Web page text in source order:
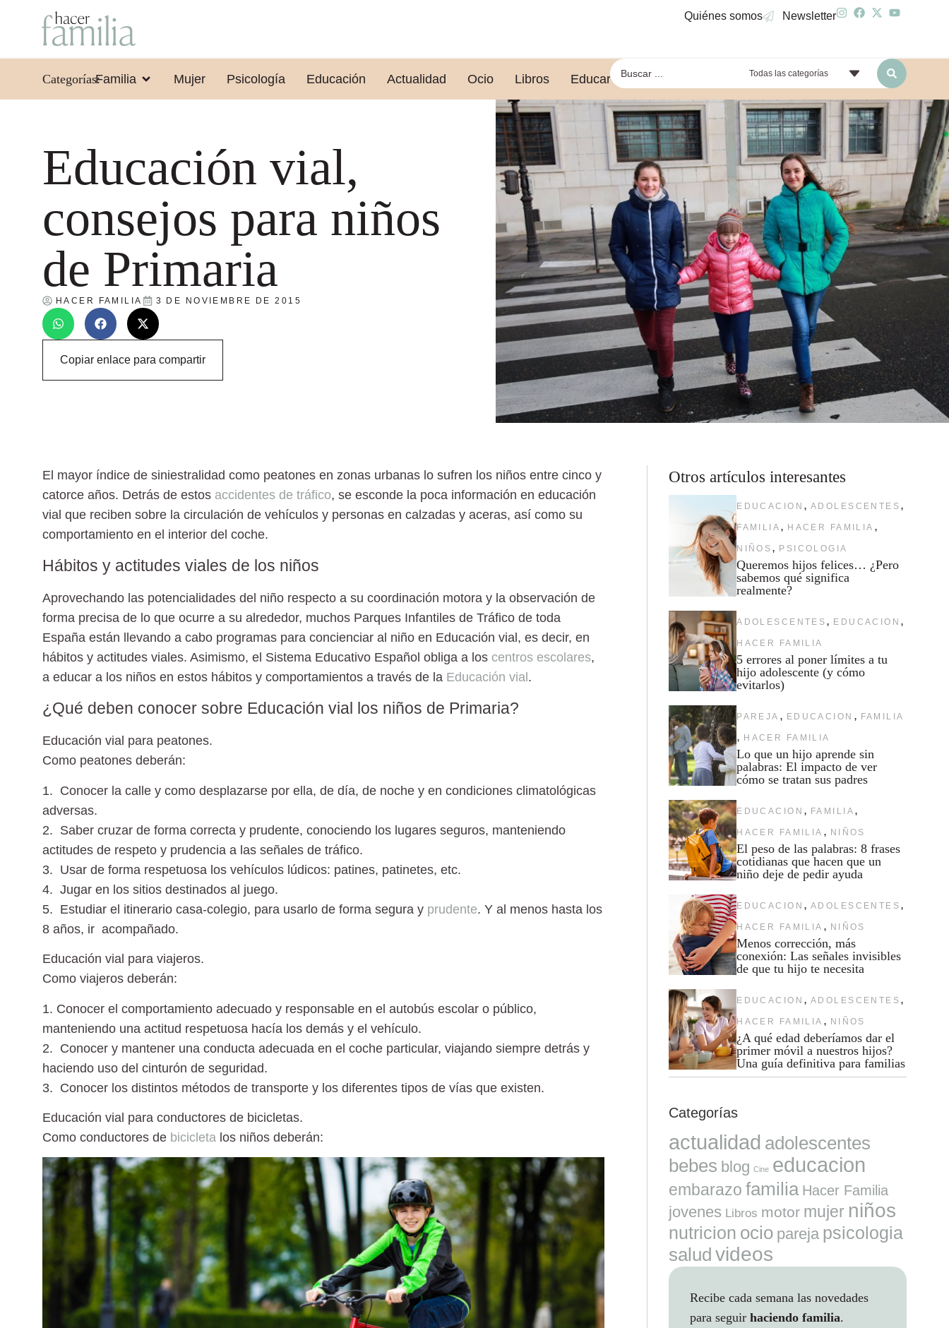
Quiénes somos Newsletter
Categorías:Familia Mujer Psicología Educación Actualidad Ocio Libros Educar leyendo Todas las categorías
Educación vial,
consejos para niños
de Primaria
HACER FAMILIA 3 DE NOVIEMBRE DE 2015
Copiar enlace para compartir
El mayor índice de siniestralidad como peatones en zonas urbanas lo sufren los niños entre cinco y
catorce años. Detrás de estos accidentes de tráfico, se esconde la poca información en educación
vial que reciben sobre la circulación de vehículos y personas en calzadas y aceras, así como su
comportamiento en el interior del coche.
Hábitos y actitudes viales de los niños
Aprovechando las potencialidades del niño respecto a su coordinación motora y la observación de
forma precisa de lo que ocurre a su alrededor, muchos Parques Infantiles de Tráfico de toda
España están llevando a cabo programas para concienciar al niño en Educación vial, es decir, en
hábitos y actitudes viales. Asimismo, el Sistema Educativo Español obliga a los centros escolares,
a educar a los niños en estos hábitos y comportamientos a través de la Educación vial.
¿Qué deben conocer sobre Educación vial los niños de Primaria?
Educación vial para peatones.
Como peatones deberán:
1. Conocer la calle y como desplazarse por ella, de día, de noche y en condiciones climatológicas
adversas.
2. Saber cruzar de forma correcta y prudente, conociendo los lugares seguros, manteniendo
actitudes de respeto y prudencia a las señales de tráfico.
3. Usar de forma respetuosa los vehículos lúdicos: patines, patinetes, etc.
4. Jugar en los sitios destinados al juego.
5. Estudiar el itinerario casa-colegio, para usarlo de forma segura y prudente. Y al menos hasta los
8 años, ir acompañado.
Educación vial para viajeros.
Como viajeros deberán:
1. Conocer el comportamiento adecuado y responsable en el autobús escolar o público,
manteniendo una actitud respetuosa hacía los demás y el vehículo.
2. Conocer y mantener una conducta adecuada en el coche particular, viajando siempre detrás y
haciendo uso del cinturón de seguridad.
3. Conocer los distintos métodos de transporte y los diferentes tipos de vías que existen.
Educación vial para conductores de bicicletas.
Como conductores de bicicleta los niños deberán:
Otros artículos interesantes
EDUCACION , ADOLESCENTES ,
FAMILIA , HACER FAMILIA ,
NIÑOS , PSICOLOGIA
Queremos hijos felices… ¿Pero
sabemos qué significa
realmente?
ADOLESCENTES , EDUCACION ,
HACER FAMILIA
5 errores al poner límites a tu
hijo adolescente (y cómo
evitarlos)
PAREJA , EDUCACION , FAMILIA
, HACER FAMILIA
Lo que un hijo aprende sin
palabras: El impacto de ver
cómo se tratan sus padres
EDUCACION , FAMILIA ,
HACER FAMILIA , NIÑOS
El peso de las palabras: 8 frases
cotidianas que hacen que un
niño deje de pedir ayuda
EDUCACION , ADOLESCENTES ,
HACER FAMILIA , NIÑOS
Menos corrección, más
conexión: Las señales invisibles
de que tu hijo te necesita
EDUCACION , ADOLESCENTES ,
HACER FAMILIA , NIÑOS
¿A qué edad deberíamos dar el
primer móvil a nuestros hijos?
Una guía definitiva para familias
Categorías
actualidad adolescentes
bebes blog Cine educacion
embarazo familia Hacer Familia
jovenes Libros motor mujer niños
nutricion ocio pareja psicologia
salud videos
Recibe cada semana las novedades
para seguir haciendo familia.